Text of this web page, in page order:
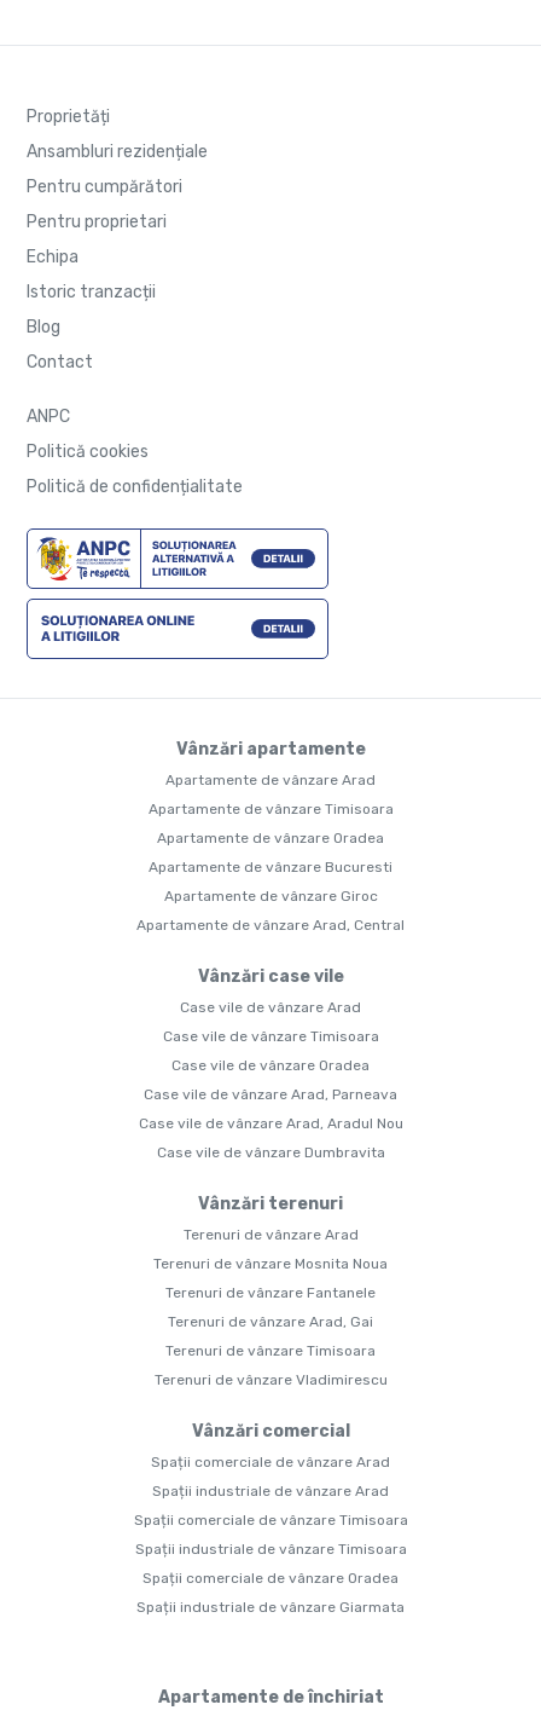
Proprietăți
Ansambluri rezidențiale
Pentru cumpărători
Pentru proprietari
Echipa
Istoric tranzacții
Blog
Contact
ANPC
Politică cookies
Politică de confidențialitate
Vânzări apartamente
Apartamente de vânzare Arad
Apartamente de vânzare Timisoara
Apartamente de vânzare Oradea
Apartamente de vânzare Bucuresti
Apartamente de vânzare Giroc
Apartamente de vânzare Arad, Central
Vânzări case vile
Case vile de vânzare Arad
Case vile de vânzare Timisoara
Case vile de vânzare Oradea
Case vile de vânzare Arad, Parneava
Case vile de vânzare Arad, Aradul Nou
Case vile de vânzare Dumbravita
Vânzări terenuri
Terenuri de vânzare Arad
Terenuri de vânzare Mosnita Noua
Terenuri de vânzare Fantanele
Terenuri de vânzare Arad, Gai
Terenuri de vânzare Timisoara
Terenuri de vânzare Vladimirescu
Vânzări comercial
Spații comerciale de vânzare Arad
Spații industriale de vânzare Arad
Spații comerciale de vânzare Timisoara
Spații industriale de vânzare Timisoara
Spații comerciale de vânzare Oradea
Spații industriale de vânzare Giarmata
Apartamente de închiriat